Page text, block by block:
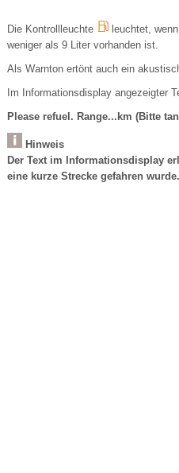
Die Kontrollleuchte
leuchtet,
weniger als 9 Liter vorhanden ist.
Als Warnton ertönt auch ein
Im Informationsdisplay angezeigter
Please refuel. Range...km (Bitte
Hinweis
Der Text im Informationsdisplay
eine kurze Strecke gefahren wurde.